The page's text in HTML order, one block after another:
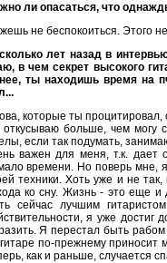
ли опасаться, что
не беспокоиться. Этого
лет назад в
в чем секрет высокого
ты находишь время на
которые ты
больше, чем могу
если так подумать,
важен для меня, т.к.
времени. Но поверь мне,
техники. Хоть уже и не
ко сну. Жизнь - это еще и
сейчас лучшим
я уже достиг
Я перестал быть
по-прежнему приносит
как и раньше, случается